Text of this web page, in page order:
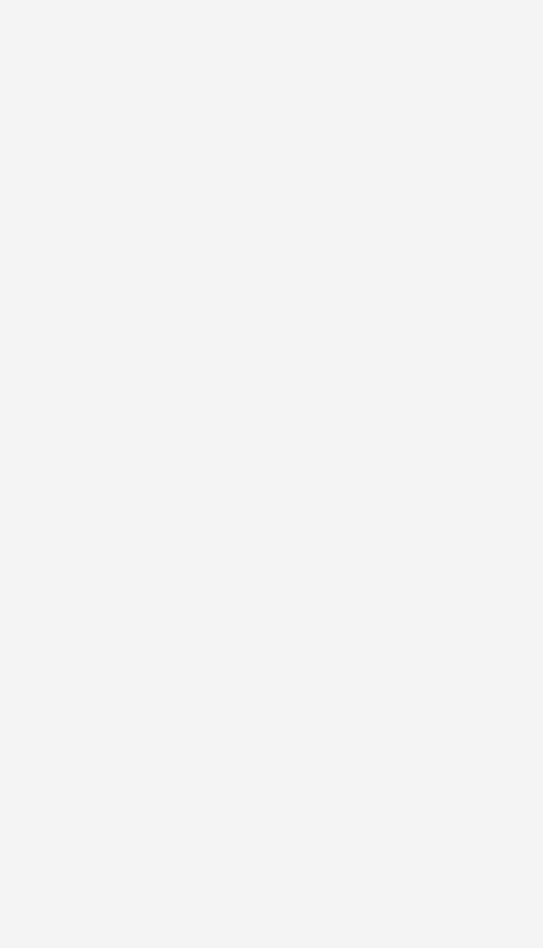
Vergleichstests beweisen: Sommer- und
in Sachen Sicherheit überlegen.
Die mit speziellen Lamellen und Profilrillen
den Gefahren durch Aquaplaning vor.
sind das Ergebnis.
Comfort+
kombinierter Wert der CO₂-Emission: 114 g/km; CO₂-
AGS Comfort
kombinierter Wert der CO₂-Emission: 126 g/km; CO₂-
AGS Comfort+
kombinierter Wert der CO₂-Emission: 127 g/km; CO₂-
Edition
kombinierter Wert der CO2-Emission: 121 g/km; CO2-
Comfort
kombinierter Wert der CO2-Emission: 121 g/km; CO2-